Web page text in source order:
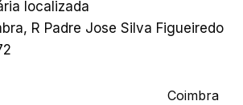
localizada
R Padre Jose Silva Figueiredo
Coimbra